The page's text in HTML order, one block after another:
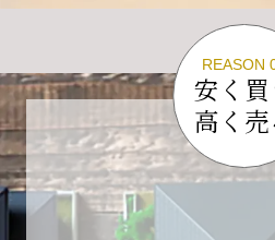
る企業へと成長してまいりま
変化の激しい時代だからこ
挑戦を続け、社会に必要と
けることをお約束いたしま
今後とも変わらぬご支援、
う、何卒よろしくお願い申し
REASON
安く買
高く売